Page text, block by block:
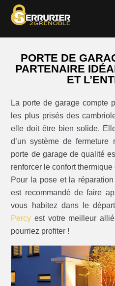
PORTE DE
PARTENAIRE
ET
La porte de garage compte
les plus prisés des
elle doit être bien solide.
d’un système de
porte de garage de qualité
renforcer le confort thermique
Pour la pose et la
est recommandé de faire
vous habitez dans le
Percy est votre meilleur
pourriez profiter !